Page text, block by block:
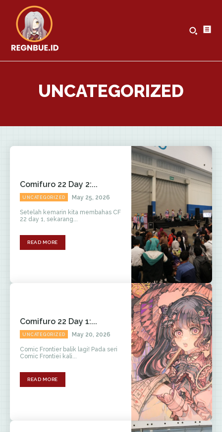
UNCATEGORIZED
Comifuro 22 Day 2:...
UNCATEGORIZED May 25, 2026
Setelah kemarin kita membahas CF
22 day 1, sekarang...
READ MORE
Comifuro 22 Day 1:...
UNCATEGORIZED May 20, 2026
Comic Frontier balik lagi! Pada seri
Comic Frontiei kali...
READ MORE